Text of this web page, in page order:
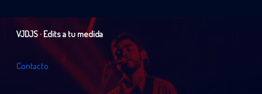
VJDJS · Edits a tu medida
Contacto